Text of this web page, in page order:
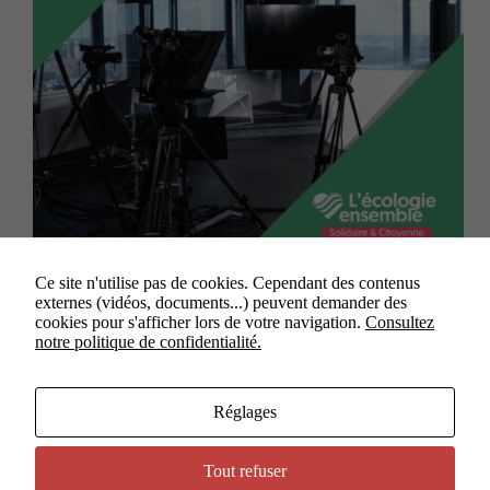
Nantes, le 8 juillet 2024 Vendredi dernier, la
commission permanente du Conseil régional a
renouvelé son soutien financier aux télévisions
locales. Malgré un soutien affirmé depuis 2012,
Ce site n'utilise pas de cookies. Cependant des contenus
externes (vidéos, documents...) peuvent demander des
cookies pour s'afficher lors de votre navigation. Consultez
notre politique de confidentialité.
Réglages
Tout refuser